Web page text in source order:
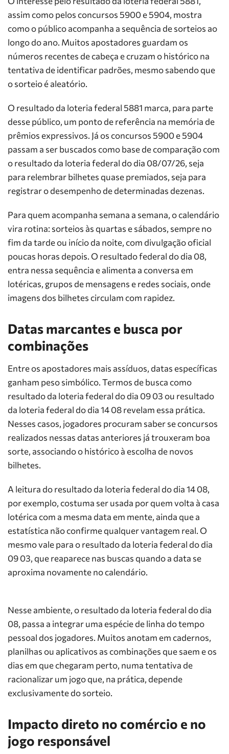
assim como pelos concursos 5900 e 5904, mostra
como o público acompanha a sequência de sorteios ao
longo do ano. Muitos apostadores guardam os
números recentes de cabeça e cruzam o histórico na
tentativa de identificar padrões, mesmo sabendo que
o sorteio é aleatório.
O resultado da loteria federal 5881 marca, para parte
desse público, um ponto de referência na memória de
prêmios expressivos. Já os concursos 5900 e 5904
passam a ser buscados como base de comparação com
o resultado da loteria federal do dia 08/07/26, seja
para relembrar bilhetes quase premiados, seja para
registrar o desempenho de determinadas dezenas.
Para quem acompanha semana a semana, o calendário
vira rotina: sorteios às quartas e sábados, sempre no
fim da tarde ou início da noite, com divulgação oficial
poucas horas depois. O resultado federal do dia 08,
entra nessa sequência e alimenta a conversa em
lotéricas, grupos de mensagens e redes sociais, onde
imagens dos bilhetes circulam com rapidez.
Datas marcantes e busca por
combinações
Entre os apostadores mais assíduos, datas específicas
ganham peso simbólico. Termos de busca como
resultado da loteria federal do dia 09 03 ou resultado
da loteria federal do dia 14 08 revelam essa prática.
Nesses casos, jogadores procuram saber se concursos
realizados nessas datas anteriores já trouxeram boa
sorte, associando o histórico à escolha de novos
bilhetes.
A leitura do resultado da loteria federal do dia 14 08,
por exemplo, costuma ser usada por quem volta à casa
lotérica com a mesma data em mente, ainda que a
estatística não confirme qualquer vantagem real. O
mesmo vale para o resultado da loteria federal do dia
09 03, que reaparece nas buscas quando a data se
aproxima novamente no calendário.
Nesse ambiente, o resultado da loteria federal do dia
08, passa a integrar uma espécie de linha do tempo
pessoal dos jogadores. Muitos anotam em cadernos,
planilhas ou aplicativos as combinações que saem e os
dias em que chegaram perto, numa tentativa de
racionalizar um jogo que, na prática, depende
exclusivamente do sorteio.
Impacto direto no comércio e no
jogo responsável